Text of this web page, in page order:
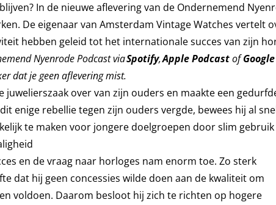
In de nieuwe aflevering van de Ondernemend
De eigenaar van Amsterdam Vintage Watches vertelt
hebben geleid tot het internationale succes van zijn
Nyenrode Podcast viaSpotify,Apple Podcastof
dat je geen aflevering mist.
juwelierszaak over van zijn ouders en maakte een
enige rebellie tegen zijn ouders vergde, bewees hij al
te maken voor jongere doelgroepen door slim
en de vraag naar horloges nam enorm toe. Zo sterk
dat hij geen concessies wilde doen aan de kwaliteit om
voldoen. Daarom besloot hij zich te richten op hogere